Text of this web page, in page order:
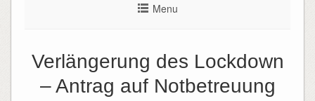
Menu
Verlängerung des Lockdown
– Antrag auf Notbetreuung